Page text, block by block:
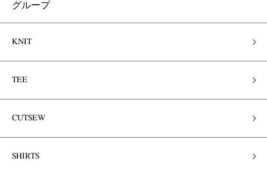
グループ
KNIT
TEE
CUTSEW
SHIRTS